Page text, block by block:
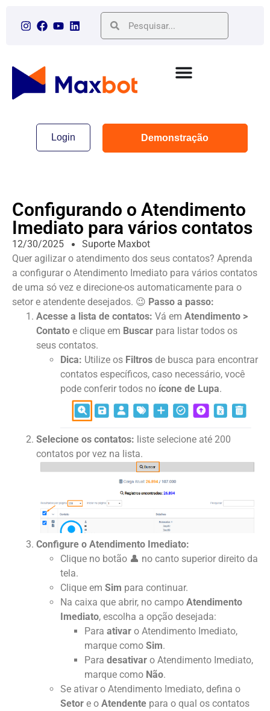
Login Demonstração
Configurando o Atendimento
Imediato para vários contatos
12/30/2025
Suporte Maxbot
Quer agilizar o atendimento dos seus contatos? Aprenda
a configurar o Atendimento Imediato para vários contatos
de uma só vez e direcione-os automaticamente para o
setor e atendente desejados. 😉 Passo a passo:
Acesse a lista de contatos: Vá em Atendimento >
Contato e clique em Buscar para listar todos os
seus contatos.
Dica: Utilize os Filtros de busca para encontrar
contatos específicos, caso necessário, você
pode conferir todos no ícone de Lupa.
Selecione os contatos: liste selecione até 200
contatos por vez na lista.
Configure o Atendimento Imediato:
Clique no botão 👤 no canto superior direito da
tela.
Clique em Sim para continuar.
Na caixa que abrir, no campo Atendimento
Imediato, escolha a opção desejada:
Para ativar o Atendimento Imediato,
marque como Sim.
Para desativar o Atendimento Imediato,
marque como Não.
Se ativar o Atendimento Imediato, defina o
Setor e o Atendente para o qual os contatos